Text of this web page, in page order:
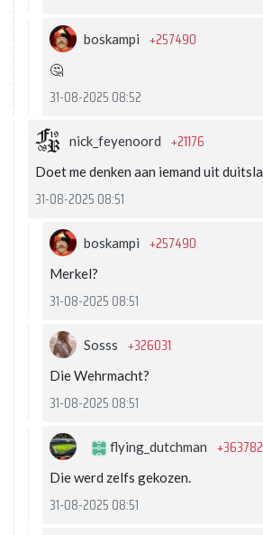
boskampi +257490
🤔
31-08-2025 08:52
nick_feyenoord +21176
Doet me denken aan iemand uit
31-08-2025 08:51
boskampi +257490
Merkel?
31-08-2025 08:51
Sosss +326031
Die Wehrmacht?
31-08-2025 08:51
flying_dutchman +363782
Die werd zelfs gekozen.
31-08-2025 08:51